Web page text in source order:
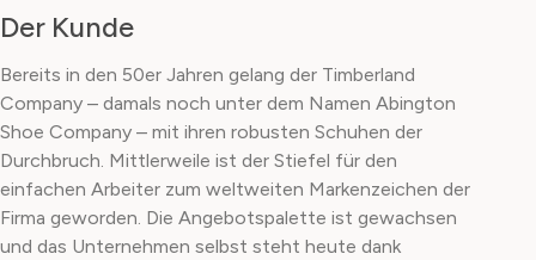
Der Kunde
Bereits in den 50er Jahren gelang der Timberland
Company – damals noch unter dem Namen Abington
Shoe Company – mit ihren robusten Schuhen der
Durchbruch. Mittlerweile ist der Stiefel für den
einfachen Arbeiter zum weltweiten Markenzeichen der
Firma geworden. Die Angebotspalette ist gewachsen
und das Unternehmen selbst steht heute dank